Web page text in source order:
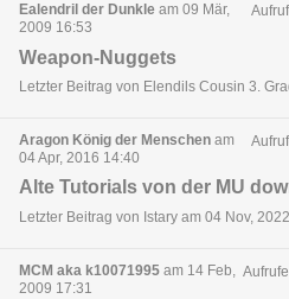
Ealendril der Dunkle am 09 Mär,
2009 16:53
Weapon-Nuggets
Letzter Beitrag von Elendils Cousin 3.
Aragon König der Menschen am
04 Apr, 2016 14:40
Alte Tutorials von der MU
Letzter Beitrag von Istary am 04 Nov,
MCM aka k10071995 am 14 Feb,
2009 17:31